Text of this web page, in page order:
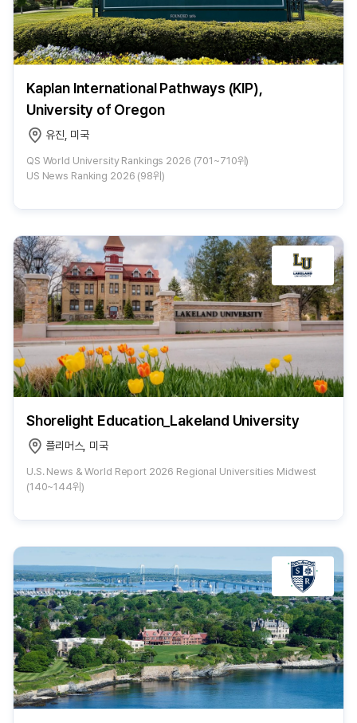
Kaplan International Pathways (KIP),
University of Oregon
유진, 미국
QS World University Rankings 2026 (701~710위)
US News Ranking 2026 (98위)
Shorelight Education_Lakeland University
플리머스, 미국
U.S. News & World Report 2026 Regional Universities Midwest
(140~144위)